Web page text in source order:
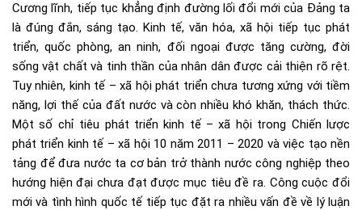
Cương lĩnh, tiếp tục khẳng định đường lối đổi mới của Đảng ta
là đúng đắn, sáng tạo. Kinh tế, văn hóa, xã hội tiếp tục phát
triển, quốc phòng, an ninh, đối ngoại được tăng cường, đời
sống vật chất và tinh thần của nhân dân được cải thiện rõ rệt.
Tuy nhiên, kinh tế – xã hội phát triển chưa tương xứng với tiềm
năng, lợi thế của đất nước và còn nhiều khó khăn, thách thức.
Một số chỉ tiêu phát triển kinh tế – xã hội trong Chiến lược
phát triển kinh tế – xã hội 10 năm 2011 – 2020 và việc tạo nền
tảng để đưa nước ta cơ bản trở thành nước công nghiệp theo
hướng hiện đại chưa đạt được mục tiêu đề ra. Công cuộc đổi
mới và tình hình quốc tế tiếp tục đặt ra nhiều vấn đề về lý luận